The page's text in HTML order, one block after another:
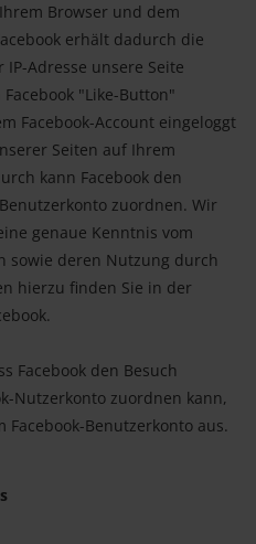
Browser und dem
erhält dadurch die
Adresse unsere Seite
"Like-Button"
Facebook-Account eingeloggt
Seiten auf Ihrem
kann Facebook den
zuordnen. Wir
genaue Kenntnis vom
sowie deren Nutzung durch
hierzu finden Sie in der
Facebook den Besuch
Nutzerkonto zuordnen kann,
Benutzerkonto aus.